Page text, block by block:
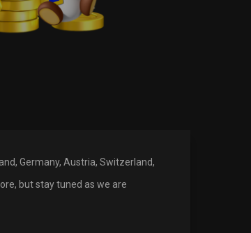
Germany, Austria, Switzerland,
but stay tuned as we are